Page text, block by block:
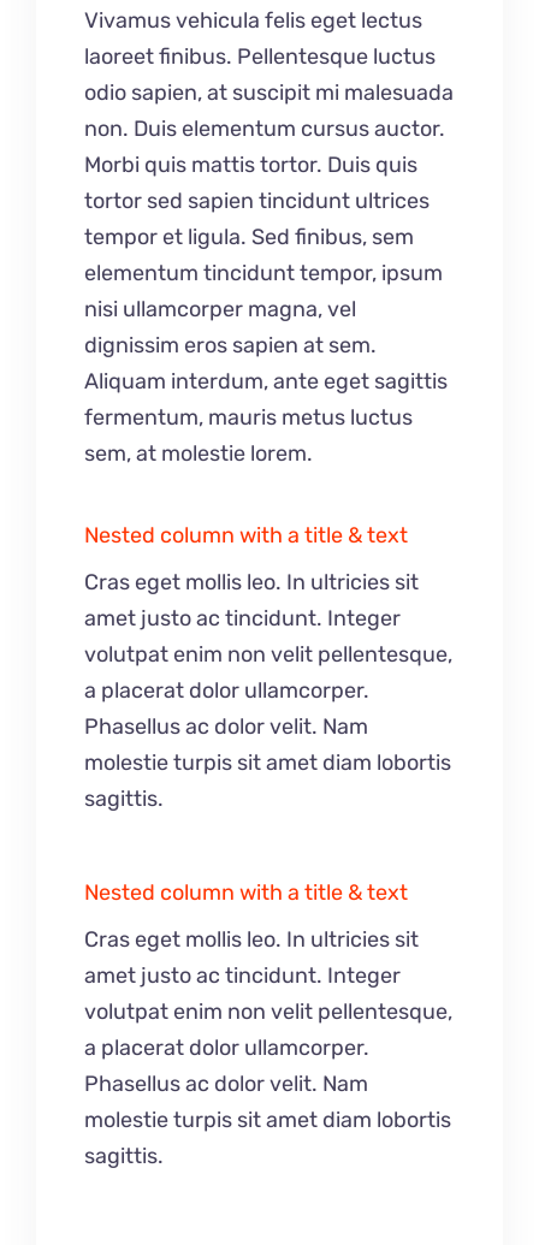
Vivamus vehicula felis eget lectus
laoreet finibus. Pellentesque luctus
odio sapien, at suscipit mi malesuada
non. Duis elementum cursus auctor.
Morbi quis mattis tortor. Duis quis
tortor sed sapien tincidunt ultrices
tempor et ligula. Sed finibus, sem
elementum tincidunt tempor, ipsum
nisi ullamcorper magna, vel
dignissim eros sapien at sem.
Aliquam interdum, ante eget sagittis
fermentum, mauris metus luctus
sem, at molestie lorem.
Nested column with a title & text
Cras eget mollis leo. In ultricies sit
amet justo ac tincidunt. Integer
volutpat enim non velit pellentesque,
a placerat dolor ullamcorper.
Phasellus ac dolor velit. Nam
molestie turpis sit amet diam lobortis
sagittis.
Nested column with a title & text
Cras eget mollis leo. In ultricies sit
amet justo ac tincidunt. Integer
volutpat enim non velit pellentesque,
a placerat dolor ullamcorper.
Phasellus ac dolor velit. Nam
molestie turpis sit amet diam lobortis
sagittis.